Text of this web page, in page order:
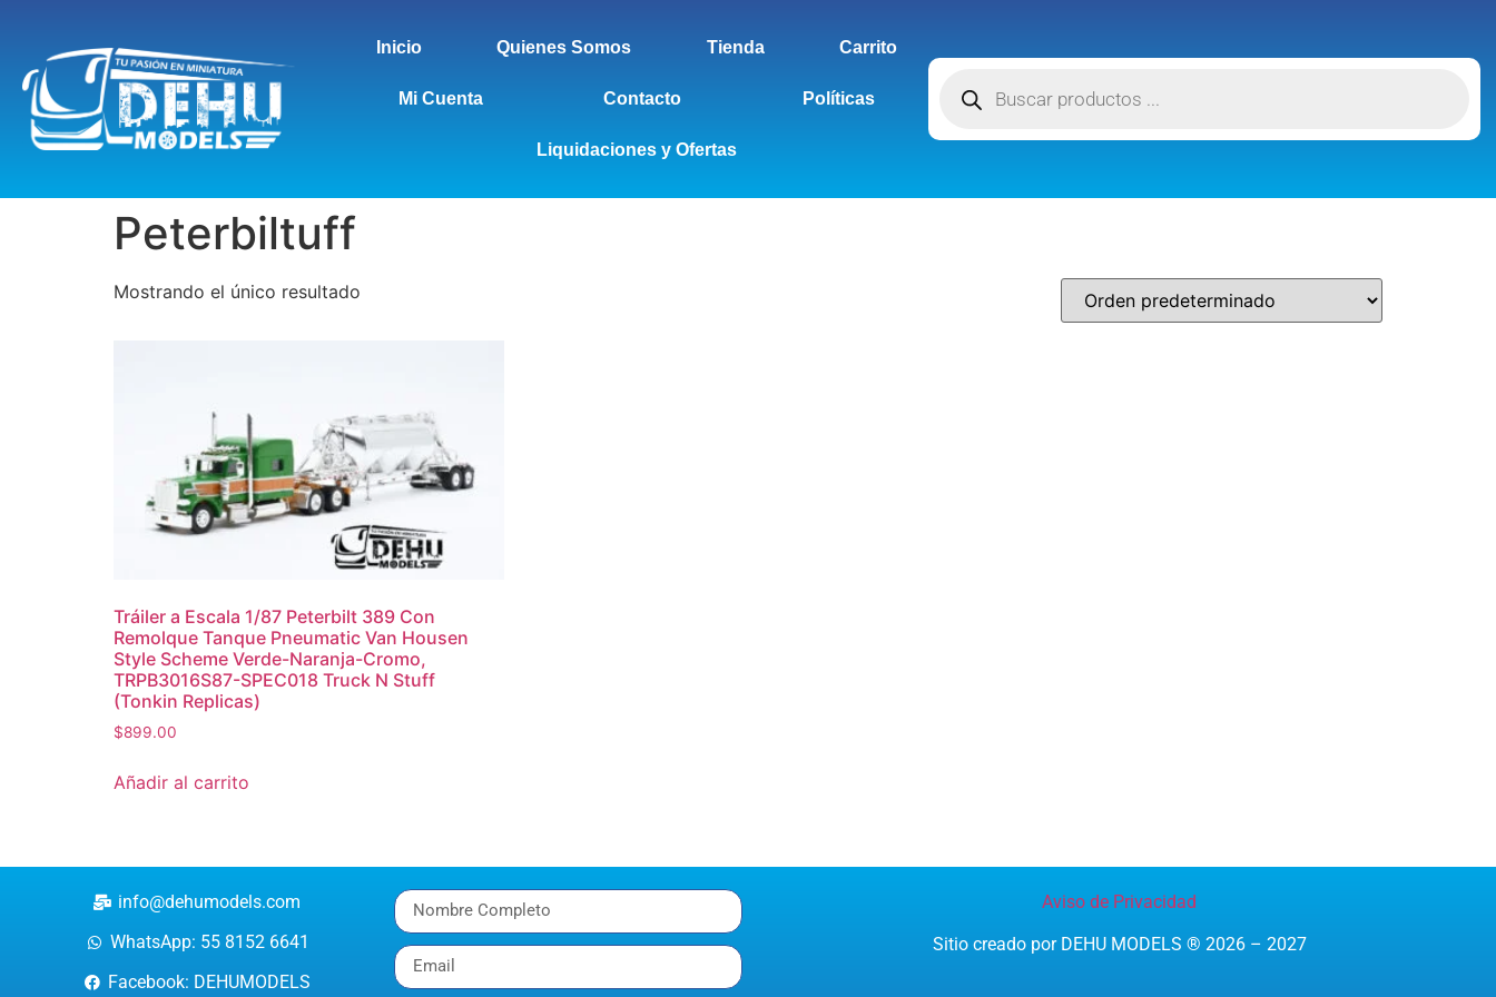
Inicio Quienes Somos Tienda Carrito
Mi Cuenta Contacto Políticas
Liquidaciones y Ofertas
Peterbiltuff
Mostrando el único resultado
Tráiler a Escala 1/87 Peterbilt 389 Con
Remolque Tanque Pneumatic Van Housen
Style Scheme Verde-Naranja-Cromo,
TRPB3016S87-SPEC018 Truck N Stuff
(Tonkin Replicas)
$899.00
Añadir al carrito
info@dehumodels.com
WhatsApp: 55 8152 6641
Facebook: DEHUMODELS
Aviso de Privacidad
Sitio creado por DEHU MODELS ® 2026 – 2027